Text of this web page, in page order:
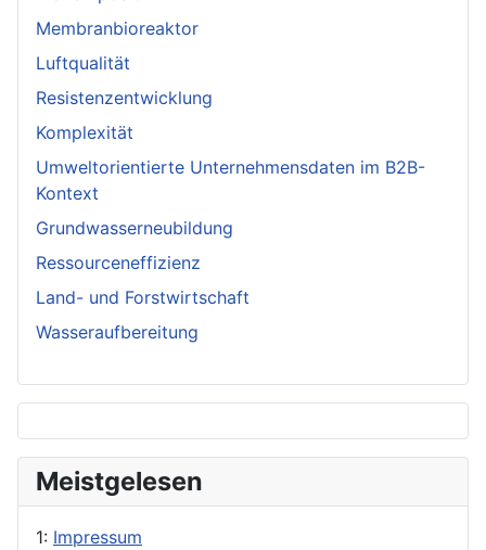
Membranbioreaktor
Luftqualität
Resistenzentwicklung
Komplexität
Umweltorientierte Unternehmensdaten im B2B-
Kontext
Grundwasserneubildung
Ressourceneffizienz
Land- und Forstwirtschaft
Wasseraufbereitung
Meistgelesen
1: Impressum